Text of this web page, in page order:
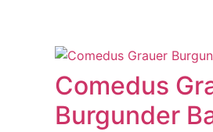
Comedus
Burgunder